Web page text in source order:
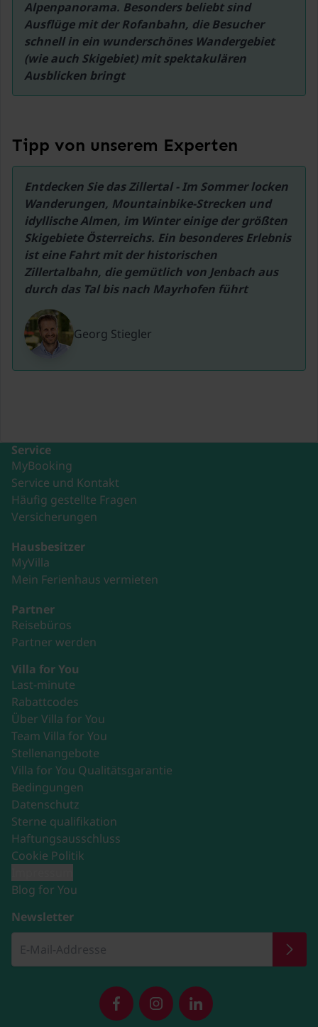
Alpenpanorama. Besonders beliebt sind
Ausflüge mit der Rofanbahn, die Besucher
schnell in ein wunderschönes Wandergebiet
(wie auch Skigebiet) mit spektakulären
Ausblicken bringt
Tipp von unserem Experten
Entdecken Sie das Zillertal - Im Sommer locken
Wanderungen, Mountainbike-Strecken und
idyllische Almen, im Winter einige der größten
Skigebiete Österreichs. Ein besonderes Erlebnis
ist eine Fahrt mit der historischen
Zillertalbahn, die gemütlich von Jenbach aus
durch das Tal bis nach Mayrhofen führt
Georg Stiegler
Service
MyBooking
Service und Kontakt
Häufig gestellte Fragen
Versicherungen
Hausbesitzer
MyVilla
Mein Ferienhaus vermieten
Partner
Reisebüros
Partner werden
Villa for You
Last-minute
Rabattcodes
Über Villa for You
Team Villa for You
Stellenangebote
Villa for You Qualitätsgarantie
Bedingungen
Datenschutz
Sterne qualifikation
Haftungsausschluss
Cookie Politik
Blog for You
Newsletter